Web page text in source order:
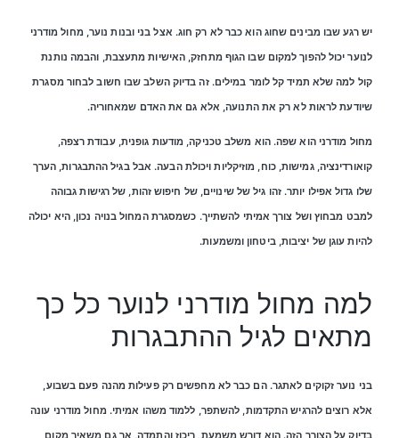
יש רגע שבו מבינים שחוג הוא כבר לא רק חוג. אצל בני ובנות נוער, מחול מודרני
לנוער יכול להפוך למקום שבו הגוף מתחזק, האישיות מתעצבת, והבמה נותנת
קול למה שלא תמיד קל לומר במילים. זה בדיוק השלב שבו חשוב לבחור מסגרת
שיודעת לראות לא רק את התנועה, אלא גם את האדם שמאחוריה.
מחול מודרני הוא שפה. הוא משלב טכניקה, מודעות גופנית, עבודת רצפה,
קואורדינציה, גמישות, כוח, מוזיקליות ויכולת הבעה. אבל בגיל ההתבגרות, הערך
שלו גדול אפילו יותר. זהו גיל של שינויים, של חיפוש זהות, של רגישות גבוהה
למבט מבחוץ ושל צורך אמיתי להשתייך. כשמסגרת המחול בנויה נכון, היא יכולה
להיות עוגן של יציבות, ביטחון ומשמעות.
למה מחול מודרני לנוער כל כך
מתאים לגיל ההתבגרות
בני נוער זקוקים לאתגר. הם כבר לא מחפשים רק פעילות מהנה פעם בשבוע,
אלא רוצים להרגיש התקדמות, להשתפר, ללמוד משהו אמיתי. מחול מודרני עונה
בדיוק על הצורך הזה. הוא דורש משמעת, ריכוז והתמדה, אך גם משאיר מקום